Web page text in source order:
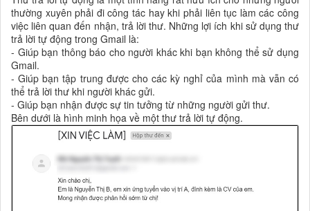
thường xuyên phải đi công tác hay khi phải liên tục làm các công
việc liên quan đến nhận, trả lời thư. Những lợi ích khi sử dụng thư
trả lời tự động trong Gmail là:
- Giúp bạn thông báo cho người khác khi bạn không thể sử dụng
Gmail.
- Giúp bạn tập trung được cho các kỳ nghỉ của mình mà vẫn có
thể trả lời thư khi người khác gửi.
- Giúp bạn nhận được sự tin tưởng từ những người gửi thư.
Bên dưới là hình minh họa về một thư trả lời tự động.